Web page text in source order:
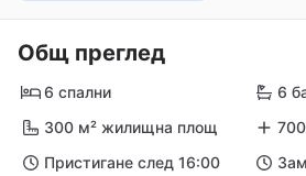
Общ преглед
6 спални
6
300 м² жилищна площ
Пристигане след 16:00